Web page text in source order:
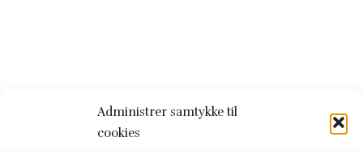
Administrer samtykke til
cookies